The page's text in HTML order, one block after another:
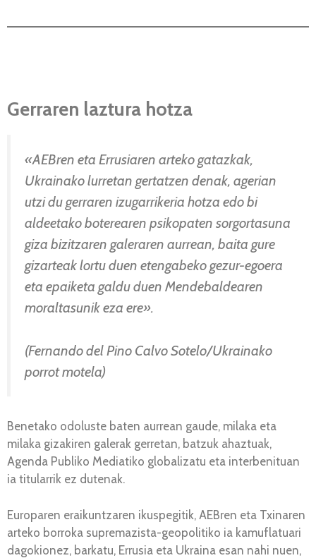
Gerraren laztura hotza
«AEBren eta Errusiaren arteko gatazkak,
Ukrainako lurretan gertatzen denak, agerian
utzi du gerraren izugarrikeria hotza edo bi
aldeetako boterearen psikopaten sorgortasuna
giza bizitzaren galeraren aurrean, baita gure
gizarteak lortu duen etengabeko gezur-egoera
eta epaiketa galdu duen Mendebaldearen
moraltasunik eza ere».
(Fernando del Pino Calvo Sotelo/Ukrainako
porrot motela)
Benetako odoluste baten aurrean gaude, milaka eta
milaka gizakiren galerak gerretan, batzuk ahaztuak,
Agenda Publiko Mediatiko globalizatu eta interbenituan
ia titularrik ez dutenak.
Europaren eraikuntzaren ikuspegitik, AEBren eta Txinaren
arteko borroka supremazista-geopolitiko ia kamuflatuari
dagokionez, barkatu, Errusia eta Ukraina esan nahi nuen,